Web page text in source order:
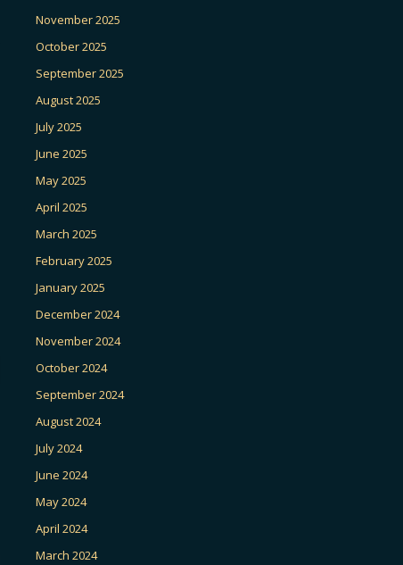
November 2025
October 2025
September 2025
August 2025
July 2025
June 2025
May 2025
April 2025
March 2025
February 2025
January 2025
December 2024
November 2024
October 2024
September 2024
August 2024
July 2024
June 2024
May 2024
April 2024
March 2024